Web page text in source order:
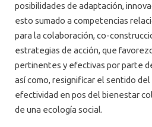
posibilidades de adaptación,
esto sumado a competencias
para la colaboración, co-
estrategias de acción, que
pertinentes y efectivas por parte
así como, resignificar el sentido
efectividad en pos del bienestar
de una ecología social.